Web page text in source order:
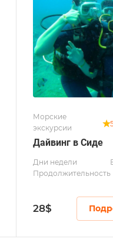
Морские
экскурсии
Дайвинг в Сиде
Дни недели
Продолжительность
28$